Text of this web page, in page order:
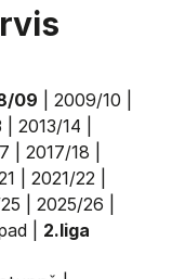
09 2009/10
2013/14
2017/18
2021/22
2025/26
2.liga